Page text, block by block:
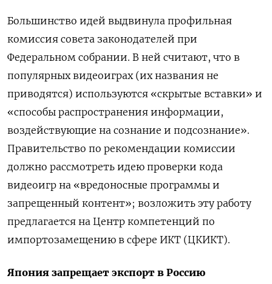
Большинство идей выдвинула профильная
комиссия совета законодателей при
Федеральном собрании. В ней считают, что в
популярных видеоиграх (их названия не
приводятся) используются «скрытые вставки» и
«способы распространения информации,
воздействующие на сознание и подсознание».
Правительство по рекомендации комиссии
должно рассмотреть идею проверки кода
видеоигр на «вредоносные программы и
запрещенный контент»; возложить эту работу
предлагается на Центр компетенций по
импортозамещению в сфере ИКТ (ЦКИКТ).
Япония запрещает экспорт в Россию